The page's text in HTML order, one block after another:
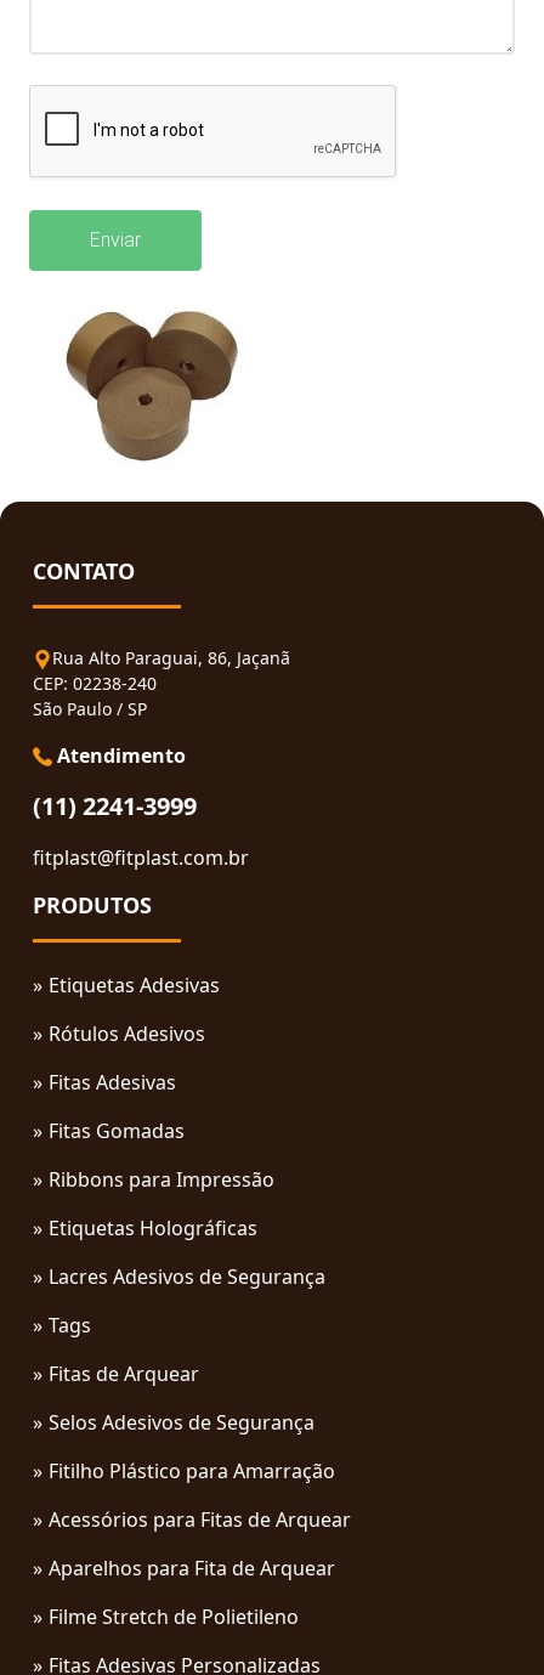
Enviar
CONTATO
Rua Alto Paraguai, 86, Jaçanã
CEP: 02238-240
São Paulo / SP
Atendimento
(11) 2241-3999
fitplast@fitplast.com.br
PRODUTOS
Etiquetas Adesivas
Rótulos Adesivos
Fitas Adesivas
Fitas Gomadas
Ribbons para Impressão
Etiquetas Holográficas
Lacres Adesivos de Segurança
Tags
Fitas de Arquear
Selos Adesivos de Segurança
Fitilho Plástico para Amarração
Acessórios para Fitas de Arquear
Aparelhos para Fita de Arquear
Filme Stretch de Polietileno
Fitas Adesivas Personalizadas